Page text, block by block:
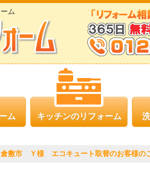
ム
ム キッチンのリフォーム
倉敷市 Ｙ様 エコキュート取替のお客様の